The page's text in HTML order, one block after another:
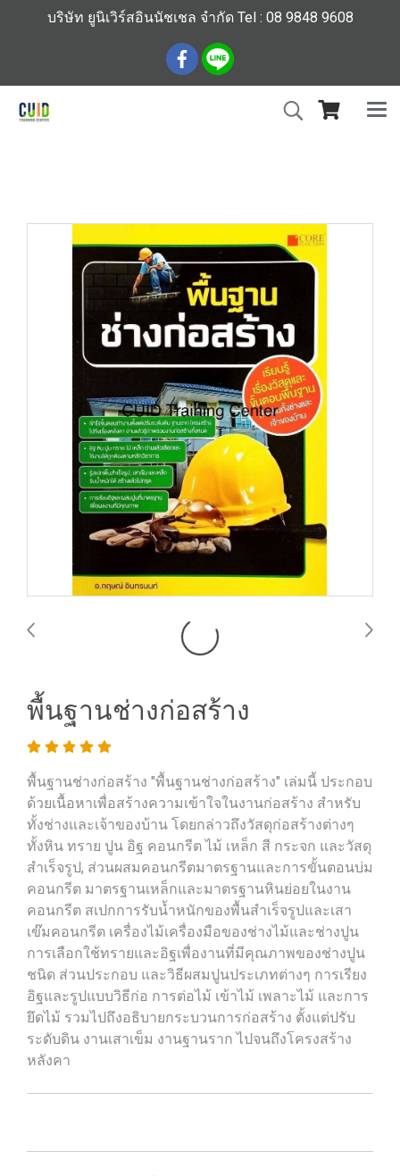
บริษัท ยูนิเวิร์สอินนัชเชล จำกัด Tel : 08 9848 9608
พื้นฐานช่างก่อสร้าง
พื้นฐานช่างก่อสร้าง "พื้นฐานช่างก่อสร้าง" เล่มนี้ ประกอบ
ด้วยเนื้อหาเพื่อสร้างความเข้าใจในงานก่อสร้าง สำหรับ
ทั้งช่างและเจ้าของบ้าน โดยกล่าวถึงวัสดุก่อสร้างต่างๆ
ทั้งหิน ทราย ปูน อิฐ คอนกรีต ไม้ เหล็ก สี กระจก และวัสดุ
สำเร็จรูป, ส่วนผสมคอนกรีตมาตรฐานและการขั้นตอนบ่ม
คอนกรีต มาตรฐานเหล็กและมาตรฐานหินย่อยในงาน
คอนกรีต สเปกการรับน้ำหนักของพื้นสำเร็จรูปและเสา
เข๊มคอนกรีต เครื่องไม้เครื่องมือของช่างไม้และช่างปูน
การเลือกใช้ทรายและอิฐเพื่องานที่มีคุณภาพของช่างปูน
ชนิด ส่วนประกอบ และวิธีผสมปูนประเภทต่างๆ การเรียง
อิฐและรูปแบบวิธีก่อ การต่อไม้ เข้าไม้ เพลาะไม้ และการ
ยึดไม้ รวมไปถึงอธิบายกระบวนการก่อสร้าง ตั้งแต่ปรับ
ระดับดิน งานเสาเข็ม งานฐานราก ไปจนถึงโครงสร้าง
หลังคา